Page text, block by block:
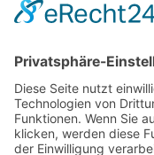
Unternehmen
Impressum
Datenschutz
AGB
Nachhaltigkeit